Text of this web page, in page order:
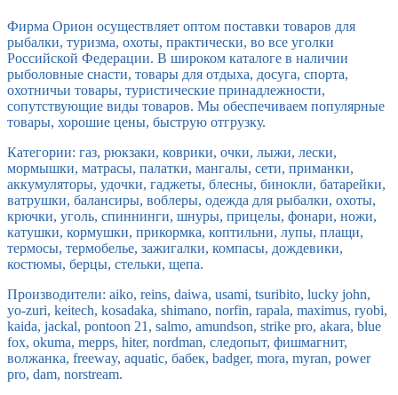
Фирма Орион осуществляет оптом поставки товаров для
рыбалки, туризма, охоты, практически, во все уголки
Российской Федерации. В широком каталоге в наличии
рыболовные снасти, товары для отдыха, досуга, спорта,
охотничьи товары, туристические принадлежности,
сопутствующие виды товаров. Мы обеспечиваем популярные
товары, хорошие цены, быструю отгрузку.
Категории: газ, рюкзаки, коврики, очки, лыжи, лески,
мормышки, матрасы, палатки, мангалы, сети, приманки,
аккумуляторы, удочки, гаджеты, блесны, бинокли, батарейки,
ватрушки, балансиры, воблеры, одежда для рыбалки, охоты,
крючки, уголь, спиннинги, шнуры, прицелы, фонари, ножи,
катушки, кормушки, прикормка, коптильни, лупы, плащи,
термосы, термобелье, зажигалки, компасы, дождевики,
костюмы, берцы, стельки, щепа.
Производители: aiko, reins, daiwa, usami, tsuribito, lucky john,
yo-zuri, keitech, kosadaka, shimano, norfin, rapala, maximus, ryobi,
kaida, jackal, pontoon 21, salmo, amundson, strike pro, akara, blue
fox, okuma, mepps, hiter, nordman, следопыт, фишмагнит,
волжанка, freeway, aquatic, бабек, badger, mora, myran, power
pro, dam, norstream.